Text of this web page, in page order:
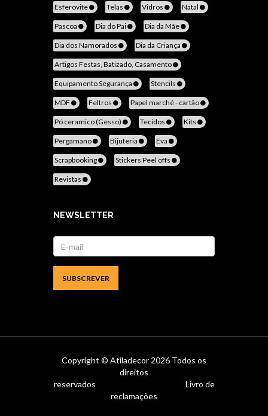
Esferovite Telas Vidros Natal
Pascoa Dia do Pai Dia da Mãe
Dia dos Namorados Dia da Criança
Artigos Festas, Batizado, Casamento
Equipamento Segurança Stencils
MDF Feltros Papel marché - cartão
Pó ceramico (Gesso) Tecidos Kits
Pergamano Bijuteria Eva
Scrapbooking Stickers Peel offs
Revistas
NEWSLETTER
Copyright © Atiladecor 2026 Todos os
direitos
reservados
Livro de
reclamações